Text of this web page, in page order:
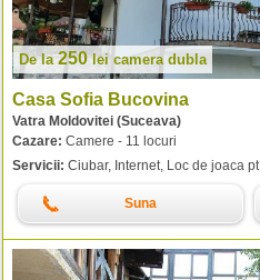
De la250leicamera dubla
Casa Sofia Bucovina
Vatra Moldovitei (Suceava)
Cazare: Camere - 11 locuri
Servicii: Ciubar, Internet, Loc de joaca
Suna